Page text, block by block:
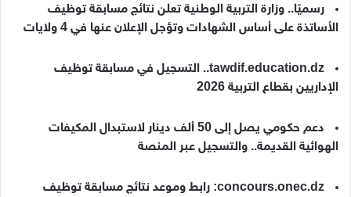
رسميًا.. وزارة التربية الوطنية تعلن نتائج مسابقة توظيف
الأساتذة على أساس الشهادات وتؤجل الإعلان عنها في 4 ولايات
tawdif.education.dz.. التسجيل في مسابقة توظيف
الإداريين بقطاع التربية 2026
دعم حكومي يصل إلى 50 ألف دينار لاستبدال المكيفات
الهوائية القديمة.. والتسجيل عبر المنصة
concours.onec.dz: رابط وموعد نتائج مسابقة توظيف